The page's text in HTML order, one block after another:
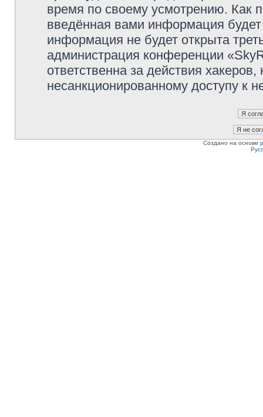
время по своему усмотрению. Как
введённая вами информация
информация не будет открыта
администрация конференции
ответственна за действия
несанкционированному доступу к
Создано на основе